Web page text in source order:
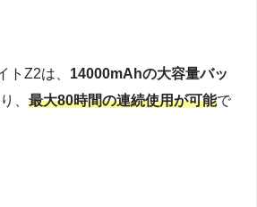
トZ2は、 14000mAhの大容量バッ
、 最大80時間の連続使用が可能で